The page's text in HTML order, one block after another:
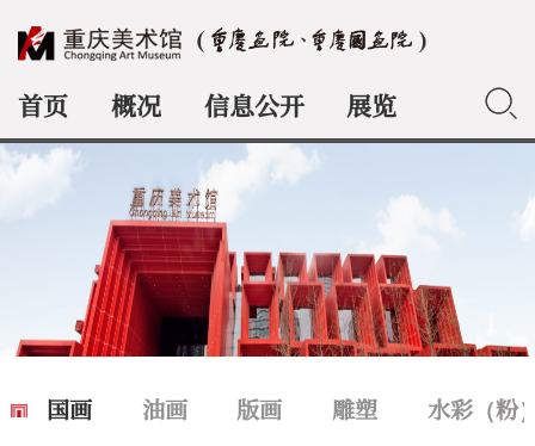
首页 概况 信息公开 展览 典藏
国画 油画 版画 雕塑 水彩（粉